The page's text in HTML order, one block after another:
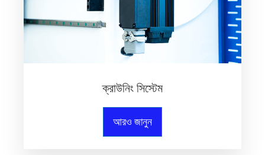
ক্রাউনিং সিস্টেম
আরও জানুন